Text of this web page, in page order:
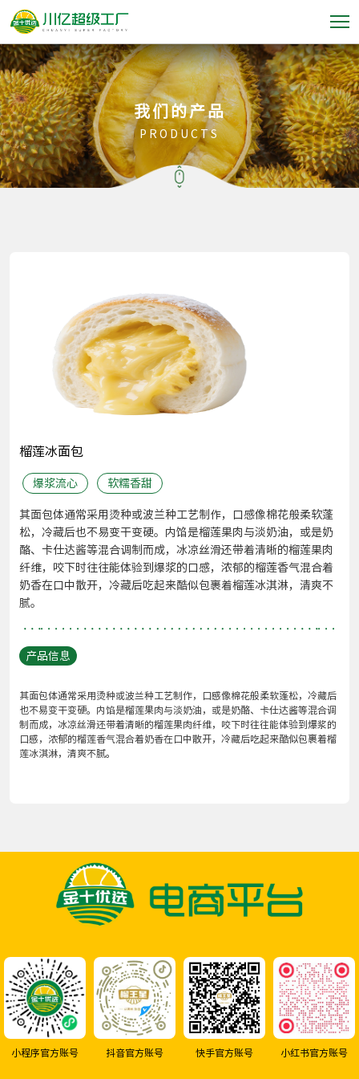
我们的产品
PRODUCTS
榴莲冰面包
爆浆流心 软糯香甜
其面包体通常采用烫种或波兰种工艺制作，口感像棉花般柔软蓬
松，冷藏后也不易变干变硬。内馅是榴莲果肉与淡奶油，或是奶
酪、卡仕达酱等混合调制而成，冰凉丝滑还带着清晰的榴莲果肉
纤维，咬下时往往能体验到爆浆的口感，浓郁的榴莲香气混合着
奶香在口中散开，冷藏后吃起来酷似包裹着榴莲冰淇淋，清爽不
腻。
产品信息
其面包体通常采用烫种或波兰种工艺制作，口感像棉花般柔软蓬松，冷藏后
也不易变干变硬。内馅是榴莲果肉与淡奶油，或是奶酪、卡仕达酱等混合调
制而成，冰凉丝滑还带着清晰的榴莲果肉纤维，咬下时往往能体验到爆浆的
口感，浓郁的榴莲香气混合着奶香在口中散开，冷藏后吃起来酷似包裹着榴
莲冰淇淋，清爽不腻。
小程序官方账号 抖音官方账号 快手官方账号 小红书官方账号